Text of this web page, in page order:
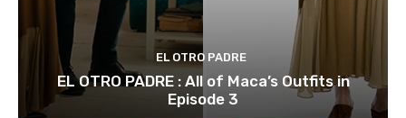
EL OTRO PADRE
EL OTRO PADRE : All of Maca’s Outfits in
Episode 3